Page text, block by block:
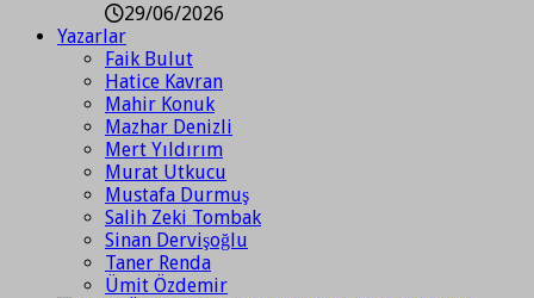
29/06/2026
Yazarlar
Faik Bulut
Hatice Kavran
Mahir Konuk
Mazhar Denizli
Mert Yıldırım
Murat Utkucu
Mustafa Durmuş
Salih Zeki Tombak
Sinan Dervişoğlu
Taner Renda
Ümit Özdemir